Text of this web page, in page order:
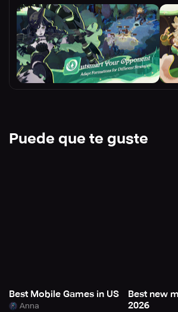
Puede que te guste
Best Mobile Games in US
Anna
Best new
2026